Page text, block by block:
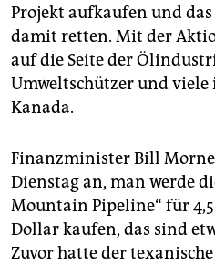
epaper login
Projekt aufkaufen und
damit retten. Mit der
auf die Seite der
Umweltschützer und
Kanada.
Finanzminister Bill
Dienstag an, man werde
Mountain Pipeline“ für
Dollar kaufen, das sind
Zuvor hatte der